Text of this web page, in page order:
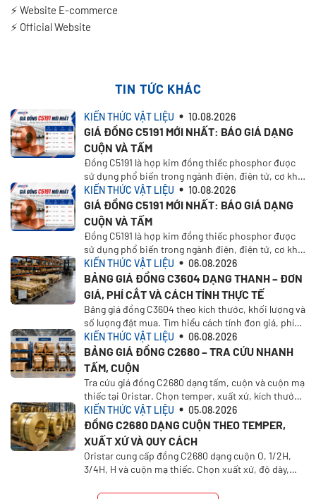
⚡ Website E-commerce
⚡ Official Website
TIN TỨC KHÁC
KIẾN THỨC VẬT LIỆU 10.08.2026
GIÁ ĐỒNG C5191 MỚI NHẤT: BÁO GIÁ DẠNG
CUỘN VÀ TẤM
Đồng C5191 là hợp kim đồng thiếc phosphor được
sử dụng phổ biến trong ngành điện, điện tử, cơ khí
chính xác và sản xuất linh kiện dập. Vật liệu có độ
bền cao, khả năng đàn hồi tốt, chống mài mòn và
duy trì tính dẫn điện ổn định trong quá trình sử
dụng. Bên cạnh đặc tính kỹ thuật, giá đồng C5191 là
yếu tố được nhiều doanh nghiệp quan tâm khi lập
kế hoạch mua vật liệu. Tuy nhiên, sản phẩm không
có một mức giá cố định cho mọi đơn hàng. Đơn giá
thực tế phụ thuộc vào dạng cuộn hoặc tấm, độ dày,
kích thước, độ cứng, xuất xứ, số lượng và yêu cầu
gia công. Bài viết dưới đây giúp doanh nghiệp hiểu
rõ cách xác định giá, các yếu tố ảnh hưởng và thông
tin cần chuẩn bị để nhận báo giá chính xác từ
Oristar.
KIẾN THỨC VẬT LIỆU 10.08.2026
GIÁ ĐỒNG C5191 MỚI NHẤT: BÁO GIÁ DẠNG
CUỘN VÀ TẤM
Đồng C5191 là hợp kim đồng thiếc phosphor được
sử dụng phổ biến trong ngành điện, điện tử, cơ khí
chính xác và sản xuất linh kiện dập. Vật liệu có độ
bền cao, khả năng đàn hồi tốt, chống mài mòn và
duy trì tính dẫn điện ổn định trong quá trình sử
dụng. Bên cạnh đặc tính kỹ thuật, giá đồng C5191 là
yếu tố được nhiều doanh nghiệp quan tâm khi lập
kế hoạch mua vật liệu. Tuy nhiên, sản phẩm không
có một mức giá cố định cho mọi đơn hàng. Đơn giá
thực tế phụ thuộc vào dạng cuộn hoặc tấm, độ dày,
kích thước, độ cứng, xuất xứ, số lượng và yêu cầu
gia công. Bài viết dưới đây giúp doanh nghiệp hiểu
rõ cách xác định giá, các yếu tố ảnh hưởng và thông
tin cần chuẩn bị để nhận báo giá chính xác từ
Oristar.
KIẾN THỨC VẬT LIỆU 06.08.2026
BẢNG GIÁ ĐỒNG C3604 DẠNG THANH – ĐƠN
GIÁ, PHÍ CẮT VÀ CÁCH TÍNH THỰC TẾ
Bảng giá đồng C3604 theo kích thước, khối lượng và
số lượng đặt mua. Tìm hiểu cách tính đơn giá, phí
cắt, VAT, vận chuyển và nhận báo giá tại Oristar
KIẾN THỨC VẬT LIỆU 06.08.2026
BẢNG GIÁ ĐỒNG C2680 – TRA CỨU NHANH
TẤM, CUỘN
Tra cứu giá đồng C2680 dạng tấm, cuộn và cuộn mạ
thiếc tại Oristar. Chọn temper, xuất xứ, kích thước,
khối lượng để tính giá theo nhu cầu thực tế
KIẾN THỨC VẬT LIỆU 05.08.2026
ĐỒNG C2680 DẠNG CUỘN THEO TEMPER,
XUẤT XỨ VÀ QUY CÁCH
Oristar cung cấp đồng C2680 dạng cuộn O, 1/2H,
3/4H, H và cuộn mạ thiếc. Chọn xuất xứ, độ dày,